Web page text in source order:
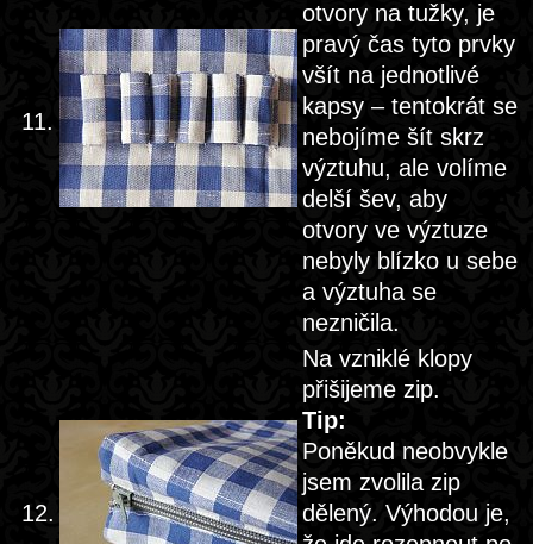
11.
otvory na tužky, je
pravý čas tyto prvky
všít na jednotlivé
kapsy – tentokrát se
nebojíme šít skrz
výztuhu, ale volíme
delší šev, aby
otvory ve výztuze
nebyly blízko u sebe
a výztuha se
nezničila.
12.
Na vzniklé klopy
přišijeme zip.
Tip:
Poněkud neobvykle
jsem zvolila zip
dělený. Výhodou je,